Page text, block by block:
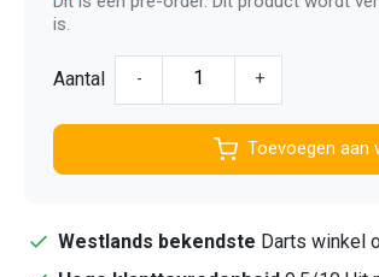
is.
Aantal - +
Toevoegen aan
Westlands bekendste Darts winkel